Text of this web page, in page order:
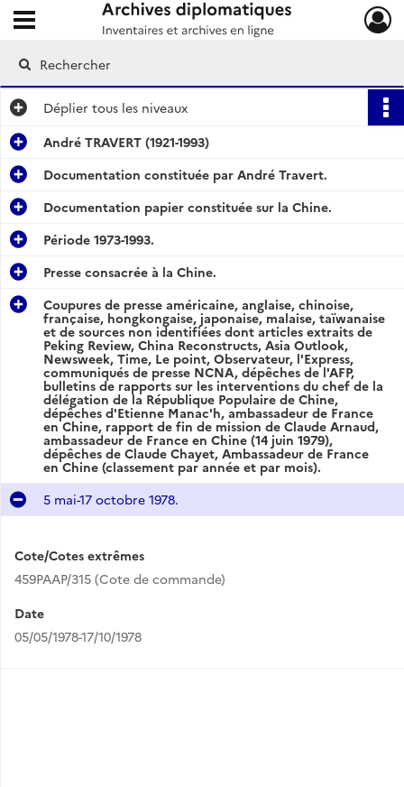
Archives diplomatiques
Ouvrir le menu déroulant
Déplier tous les niveaux
André TRAVERT (1921-1993)
Documentation constituée par André Travert.
Documentation papier constituée sur la Chine.
Période 1973-1993.
Presse consacrée à la Chine.
Coupures de presse américaine, anglaise, chinoise,
française, hongkongaise, japonaise, malaise, taïwanaise
et de sources non identifiées dont articles extraits de
Peking Review, China Reconstructs, Asia Outlook,
Newsweek, Time, Le point, Observateur, l'Express,
communiqués de presse NCNA, dépêches de l'AFP,
bulletins de rapports sur les interventions du chef de la
délégation de la République Populaire de Chine,
dépêches d'Etienne Manac'h, ambassadeur de France
en Chine, rapport de fin de mission de Claude Arnaud,
ambassadeur de France en Chine (14 juin 1979),
dépêches de Claude Chayet, Ambassadeur de France
en Chine (classement par année et par mois).
5 mai-17 octobre 1978.
Cote/Cotes extrêmes
459PAAP/315 (Cote de commande)
Date
05/05/1978-17/10/1978